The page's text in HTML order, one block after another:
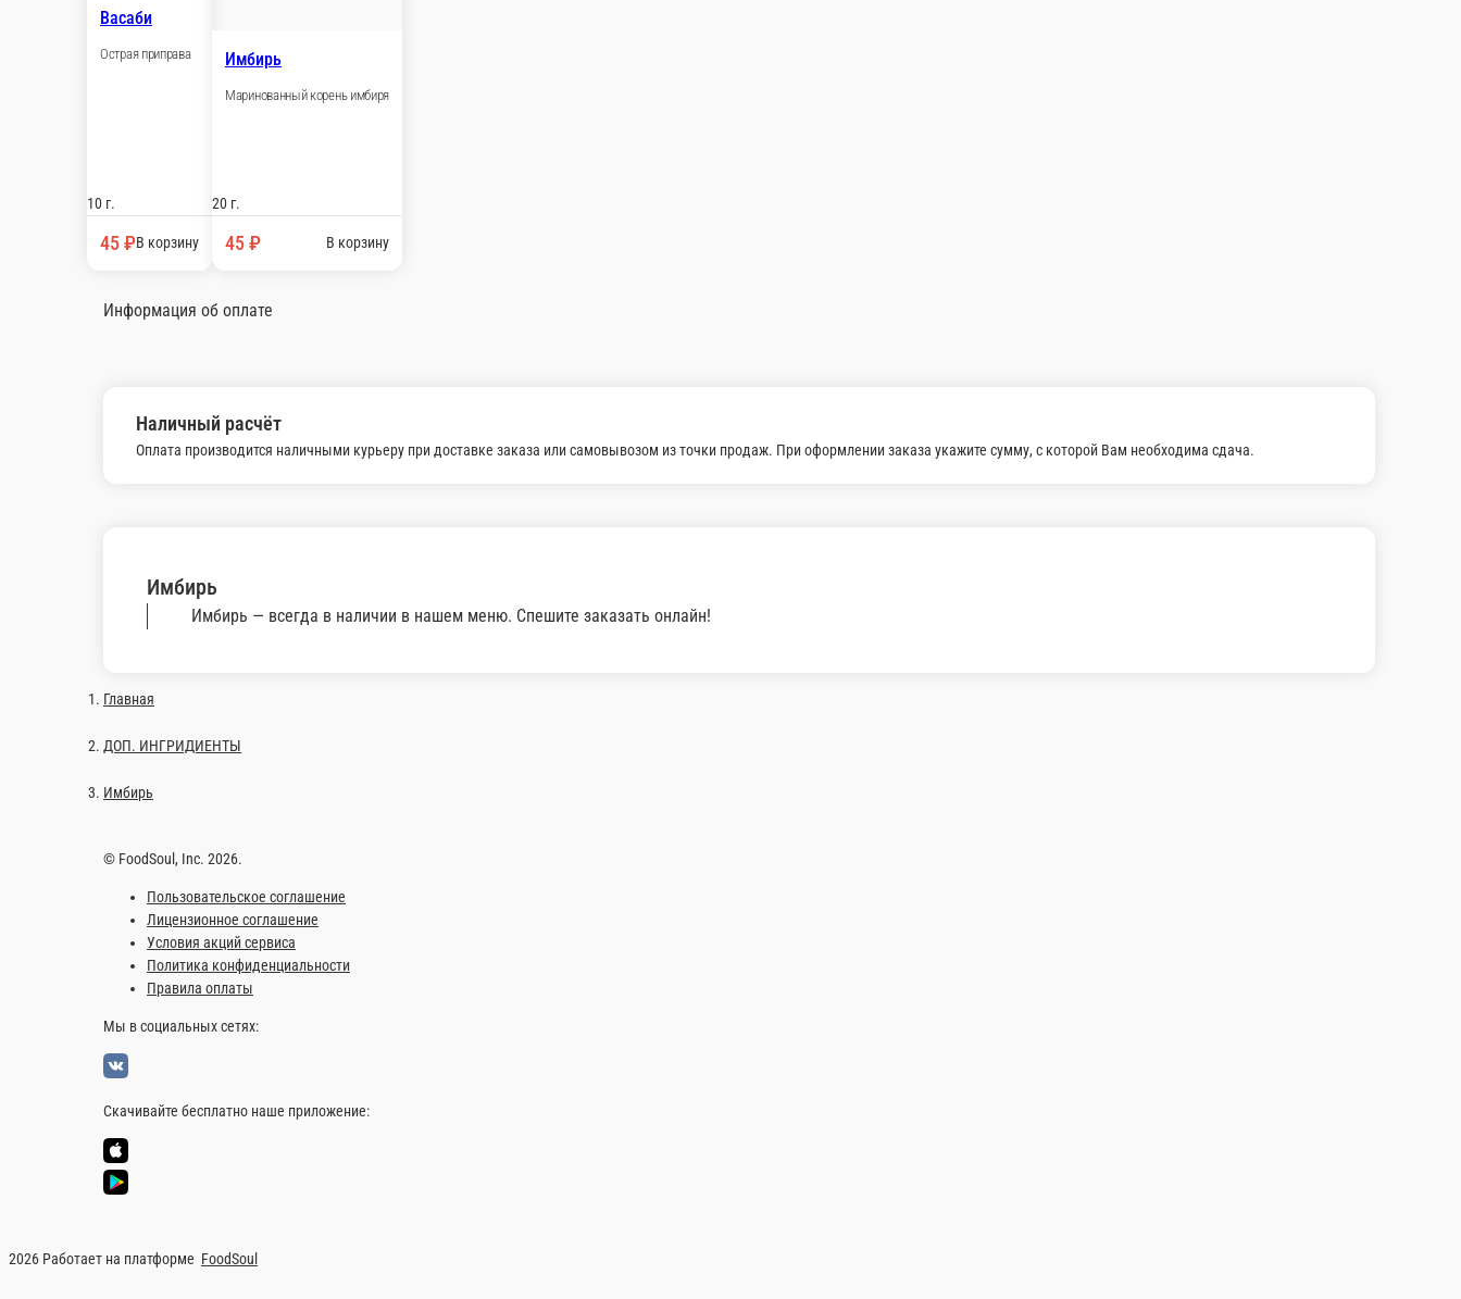
Васаби
Острая приправа
10 г.
45 ₽В корзину
Имбирь
Маринованный корень имбиря
20 г.
45 ₽ В корзину
Информация об оплате
Наличный расчёт
Оплата производится наличными курьеру при доставке заказа или самовывозом из точки продаж. При оформлении заказа укажите сумму, с которой Вам необходима сдача.
Имбирь
Имбирь — всегда в наличии в нашем меню. Спешите заказать онлайн!
Главная
ДОП. ИНГРИДИЕНТЫ
Имбирь
© FoodSoul, Inc. 2026.
Пользовательское соглашение
Лицензионное соглашение
Условия акций сервиса
Политика конфиденциальности
Правила оплаты
Мы в социальных сетях:
Скачивайте бесплатно наше приложение:
2026 Работает на платформе FoodSoul